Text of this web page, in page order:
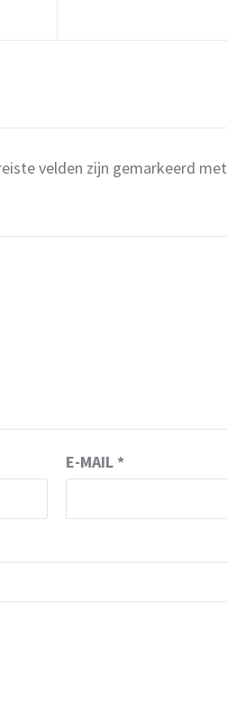
velden zijn gemarkeerd met
E-MAIL *